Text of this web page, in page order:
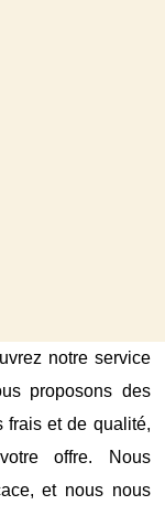
notre service
proposons des
frais et de qualité,
offre. Nous
et nous nous